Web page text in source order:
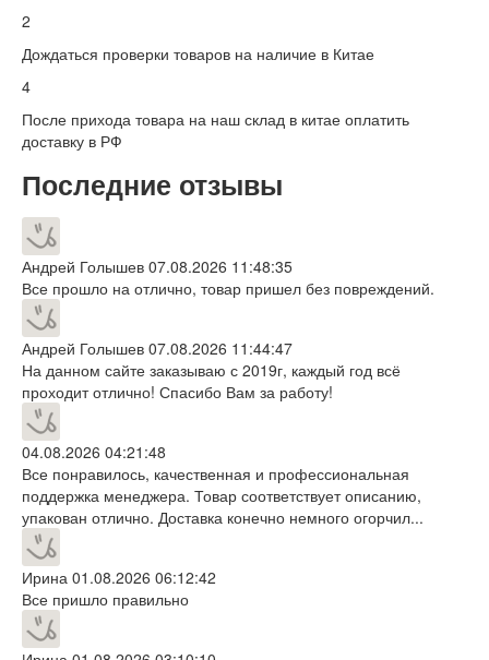
2
Дождаться проверки товаров на наличие в Китае
4
После прихода товара на наш склад в китае оплатить
доставку в РФ
Последние отзывы
Андрей Голышев 07.08.2026 11:48:35
Все прошло на отлично, товар пришел без повреждений.
Андрей Голышев 07.08.2026 11:44:47
На данном сайте заказываю с 2019г, каждый год всё
проходит отлично! Спасибо Вам за работу!
04.08.2026 04:21:48
Все понравилось, качественная и профессиональная
поддержка менеджера. Товар соответствует описанию,
упакован отлично. Доставка конечно немного огорчил...
Ирина 01.08.2026 06:12:42
Все пришло правильно